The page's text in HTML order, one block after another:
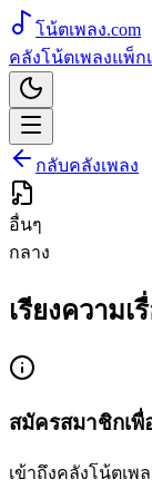
โน้ตเพลง.com
คลังโน้ตเพลงแพ็ก
กลับคลังเพลง
อื่นๆ
กลาง
เรียงความเ
สมัครสมาชิกเ
เข้าถึงคลังโน้ตเ